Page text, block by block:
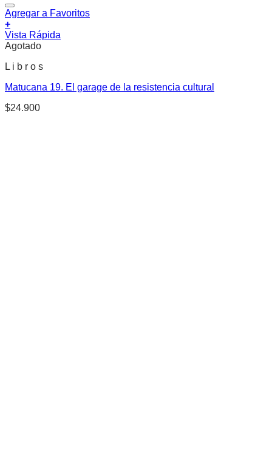
Agregar a Favoritos
+
Vista Rápida
Agotado
L i b r o s
Matucana 19. El garage de la resistencia cultural
$24.900